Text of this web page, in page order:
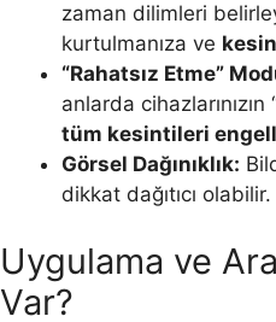
zaman dilimleri
kurtulmanıza ve
“Rahatsız Etme”
anlarda
tüm kesintileri
Görsel Dağınıklık:
dikkat dağıtıcı
Uygulama ve
Var?